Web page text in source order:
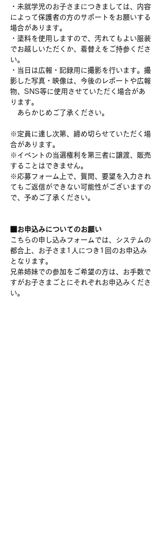
・未就学児のお子さまにつきましては、内容
によって保護者の方のサポートをお願いする
場合があります。
・塗料を使用しますので、汚れてもよい服装
でお越しいただくか、着替えをご持参くださ
い。
・当日は広報・記録用に撮影を行います。撮
影した写真・映像は、今後のレポートや広報
物、SNS等に使用させていただく場合があ
ります。
あらかじめご了承ください。
※定員に達し次第、締め切らせていただく場
合があります。
※イベントの当選権利を第三者に譲渡、販売
することはできません。
※応募フォーム上で、質問、要望を入力され
てもご返信ができない可能性がございますの
で、予めご了承ください。
■お申込みについてのお願い
こちらの申し込みフォームでは、システムの
都合上、お子さま1人につき1回のお申込み
となります。
兄弟姉妹での参加をご希望の方は、お手数で
すがお子さまごとにそれぞれお申込みくださ
い。